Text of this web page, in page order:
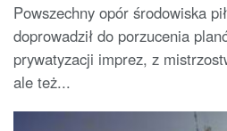
Powszechny opór środowiska
doprowadził do porzucenia
prywatyzacji imprez, z
ale też...